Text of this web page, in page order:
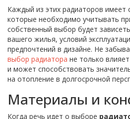
Каждый из этих радиаторов имеет
которые необходимо учитывать
собственный выбор будет
вашего жилья, условий
предпочтений в дизайне. Не
выбор радиатора не только
и может способствовать
на отопление в долгосрочной
Материалы и
Когда речь идет о выборе